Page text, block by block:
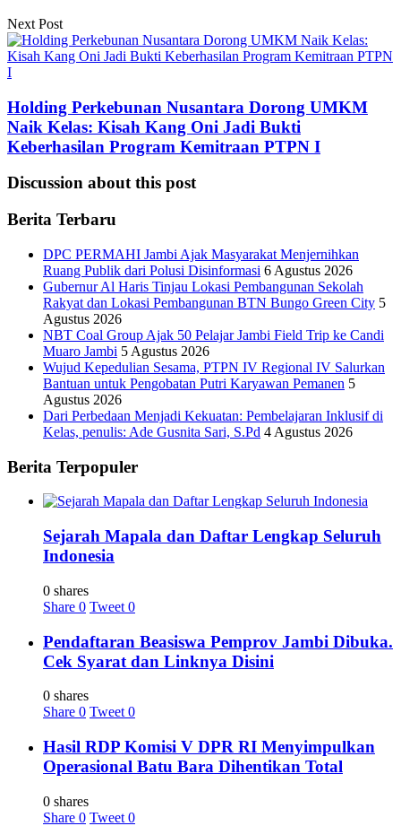
Next Post
Holding Perkebunan Nusantara Dorong UMKM
Naik Kelas: Kisah Kang Oni Jadi Bukti
Keberhasilan Program Kemitraan PTPN I
Discussion about this post
Berita Terbaru
DPC PERMAHI Jambi Ajak Masyarakat Menjernihkan
Ruang Publik dari Polusi Disinformasi 6 Agustus 2026
Gubernur Al Haris Tinjau Lokasi Pembangunan Sekolah
Rakyat dan Lokasi Pembangunan BTN Bungo Green City 5
Agustus 2026
NBT Coal Group Ajak 50 Pelajar Jambi Field Trip ke Candi
Muaro Jambi 5 Agustus 2026
Wujud Kepedulian Sesama, PTPN IV Regional IV Salurkan
Bantuan untuk Pengobatan Putri Karyawan Pemanen 5
Agustus 2026
Dari Perbedaan Menjadi Kekuatan: Pembelajaran Inklusif di
Kelas, penulis: Ade Gusnita Sari, S.Pd 4 Agustus 2026
Berita Terpopuler
Sejarah Mapala dan Daftar Lengkap Seluruh
Indonesia
0 shares
Share 0 Tweet 0
Pendaftaran Beasiswa Pemprov Jambi Dibuka.
Cek Syarat dan Linknya Disini
0 shares
Share 0 Tweet 0
Hasil RDP Komisi V DPR RI Menyimpulkan
Operasional Batu Bara Dihentikan Total
0 shares
Share 0 Tweet 0